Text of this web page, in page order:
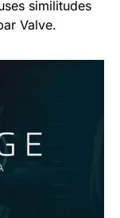
similitudes
Valve.